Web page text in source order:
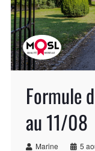
Formule
au 11/08
Marine 5